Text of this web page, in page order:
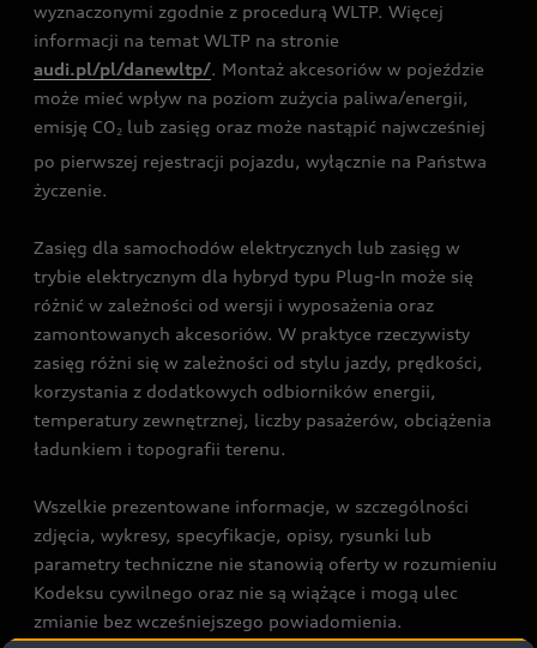
wyznaczonymi zgodnie z procedurą WLTP. Więcej
informacji na temat WLTP na stronie
audi.pl/pl/danewltp/. Montaż akcesoriów w pojeździe
może mieć wpływ na poziom zużycia paliwa/energii,
emisję CO2 lub zasięg oraz może nastąpić najwcześniej
po pierwszej rejestracji pojazdu, wyłącznie na Państwa
życzenie.
Zasięg dla samochodów elektrycznych lub zasięg w
trybie elektrycznym dla hybryd typu Plug-In może się
różnić w zależności od wersji i wyposażenia oraz
zamontowanych akcesoriów. W praktyce rzeczywisty
zasięg różni się w zależności od stylu jazdy, prędkości,
korzystania z dodatkowych odbiorników energii,
temperatury zewnętrznej, liczby pasażerów, obciążenia
ładunkiem i topografii terenu.
Wszelkie prezentowane informacje, w szczególności
zdjęcia, wykresy, specyfikacje, opisy, rysunki lub
parametry techniczne nie stanowią oferty w rozumieniu
Kodeksu cywilnego oraz nie są wiążące i mogą ulec
zmianie bez wcześniejszego powiadomienia.